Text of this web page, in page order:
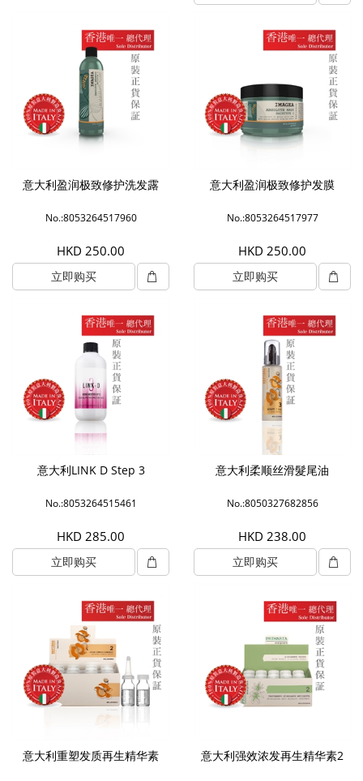
意大利盈润极致修护洗发露
No.:8053264517960
HKD 250.00
立即购买
意大利盈润极致修护发膜
No.:8053264517977
HKD 250.00
立即购买
意大利LINK D Step 3
No.:8053264515461
HKD 285.00
立即购买
意大利柔顺丝滑髮尾油
No.:8050327682856
HKD 238.00
立即购买
意大利重塑发质再生精华素 意大利强效浓发再生精华素2